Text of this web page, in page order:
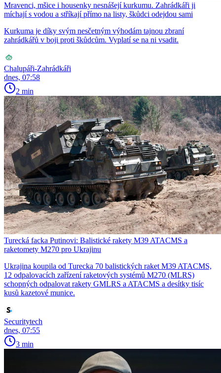
Mravenci, mšice i housenky nesnášejí kurkumu. Zahrádkáři ji
míchají s vodou a stříkají přímo na listy, škůdci odejdou sami
Kurkuma je díky svým nesčetným výhodám tajnou zbraní
zahrádkářů v boji proti škůdcům. Vyplatí se na ni vsadit.
Chalupáři-Zahrádkáři
dnes, 07:58
2 min
Turecká facka Putinovi: Balistické rakety M39 ATACMS a
raketomety M270 pro Ukrajinu
Ukrajina koupila od Turecka 70 balistických raket M39 ATACMS,
12 odpalovacích zařízení raketových systémů M270 (MLRS)
schopných odpalovat rakety GMLRS a ATACMS a desítky tisíc
kusů kazetové munice.
Securitytech
dnes, 07:55
3 min